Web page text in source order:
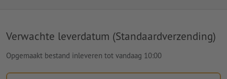
Verwachte leverdatum (Standaardverzending)
Opgemaakt bestand inleveren tot vandaag 10:00